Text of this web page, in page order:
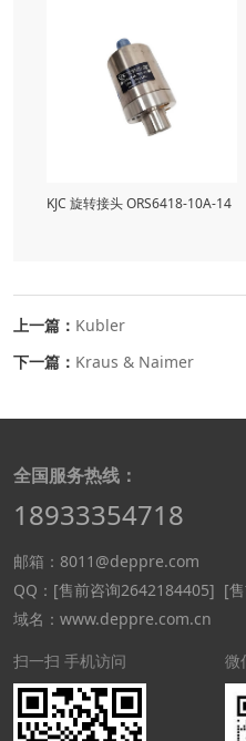
KJC 旋转接头 ORS6418-10A-14
上一篇： Kubler
下一篇： Kraus & Naimer
全国服务热线：
18933354718
邮箱：8011@deppre.com
QQ： [售前咨询2642184405] [
域名：www.deppre.com.cn
扫一扫 手机访问
微